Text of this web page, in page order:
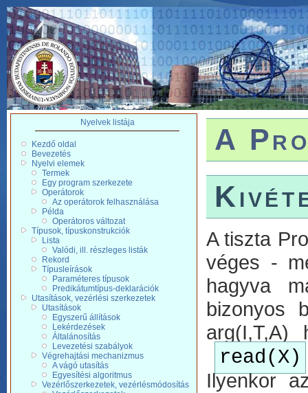
Nyelvek listája
Kezdő oldal
Bevezetés
Nyelvi elemek
Termek
Egy program szerkezete
Operátorok
Az operátorok felhasználása
Példa
Operátoros változat
Típusok, típuskonstrukciók
Lista
Valódi, ill. részleges listák
Rekord
Típusleírások
Paraméteres típusok
Predikátumtípus-deklarációk
Utasítások, vezérlési szerkezetek
Utasítások
Egyszerű állítások
Lekérdezések
Általánosítás
Levezetési szabályok
Végrehajtási mechanizmus
A vágó utasítás
Egyesítési algoritmus
Vezérlőszerkezetek, vezérlésmódosítás
A
A tiszta
véges -
hagyva
bizonyos
read(X)
Ilyenkor